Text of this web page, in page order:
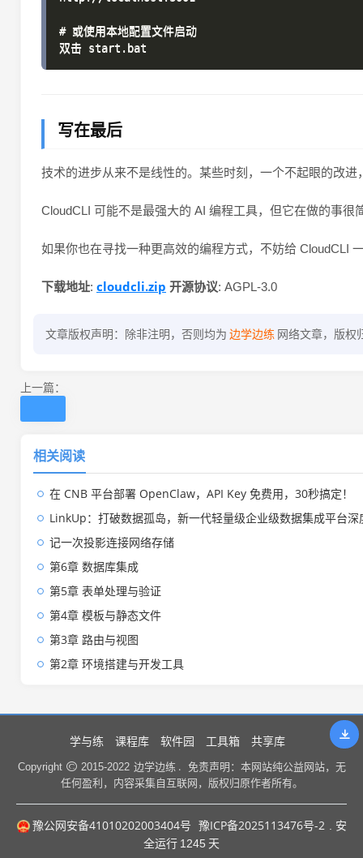
# 或使用本地配置文件启动
写在最后
技术的进步从来不是线性的。某些时刻，一个不起眼的改
CloudCLI 可能不是最强大的 AI 编程工具，但它在做的事很
如果你也在寻找一种更高效的编程方式，不妨给 CloudCLI
下载地址: cloudcli.zip 开源协议: AGPL-3.0
文章版权声明：除非注明，否则均为 边学边练 网络文章，版权
上一篇：
相关阅读
在 CNB 平台部署 OpenClaw，API Key 免费用，30秒搞定！
LinkUp：打破数据孤岛，新一代轻量级企业级数据集成平台深
记一次投影连接网络存储
第6章 数据库集成
第5章 表单处理与验证
第4章 模板与静态文件
第3章 路由与视图
第2章 环境搭建与开发工具
学与练 课程库 软件园 工具箱 共享库
Copyright 2015-2022 边学边练 .
免责声明：本网站纯公益网站，无
任何盈利，内容采集自互联网，版权归原作者所有。
豫公网安备41010202003404号 豫ICP备2025113476号-2 . 安
全运行 1245 天